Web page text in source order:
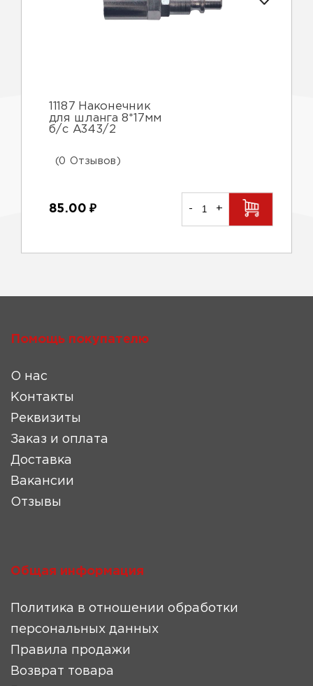
11187 Наконечник
для шланга 8*17мм
б/с А343/2
(0 Отзывов)
85.00 ₽ - +
Помощь покупателю
О нас
Контакты
Реквизиты
Заказ и оплата
Доставка
Вакансии
Отзывы
Общая информация
Политика в отношении обработки
персональных данных
Правила продажи
Возврат товара